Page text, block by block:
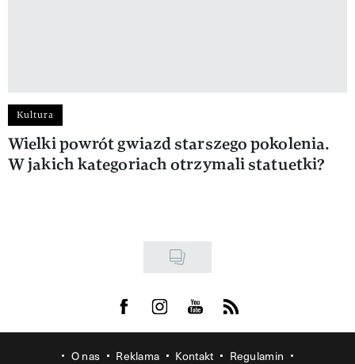
Kultura
Wielki powrót gwiazd starszego pokolenia.
W jakich kategoriach otrzymali statuetki?
Visit us on Facebook
Visit us on Instagram
Visit us on Youtube
Visit us on Rss
O nas Reklama Kontakt
Regulamin